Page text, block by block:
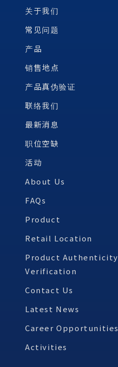
关于我们
常见问题
产品
销售地点
产品真伪验证
联络我们
最新消息
职位空缺
活动
About Us
FAQs
Product
Retail Location
Product Authenticity
Verification
Contact Us
Latest News
Career Opportunities
Activities